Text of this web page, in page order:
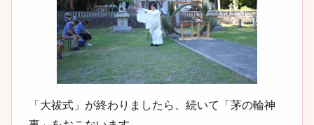
「大祓式」が終わりましたら、続いて「茅の輪神